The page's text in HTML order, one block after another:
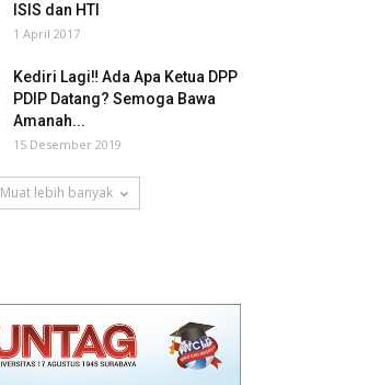
ISIS dan HTI
1 April 2017
Kediri Lagi‼ Ada Apa Ketua DPP
PDIP Datang? Semoga Bawa
Amanah...
15 Desember 2019
Muat lebih banyak